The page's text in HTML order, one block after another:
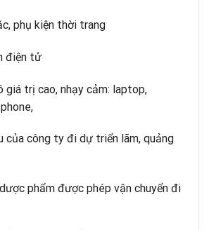
phụ kiện thời trang
điện tử
giá trị cao, nhạy cảm: laptop,
của công ty đi dự triển lãm, quảng
phẩm được phép vận chuyển đi